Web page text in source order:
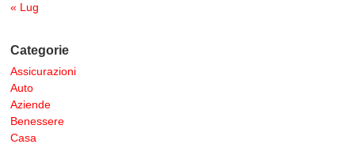
« Lug
Categorie
Assicurazioni
Auto
Aziende
Benessere
Casa